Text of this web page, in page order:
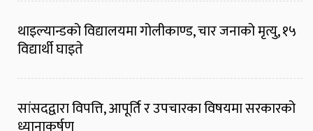
थाइल्यान्डको विद्यालयमा गोलीकाण्ड, चार जनाको मृत्यु, १५
विद्यार्थी घाइते
सांसदद्वारा विपत्ति, आपूर्ति र उपचारका विषयमा सरकारको